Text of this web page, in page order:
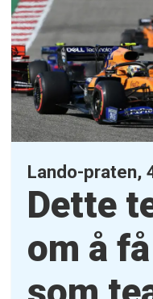
Lando-praten,
Dette
om å